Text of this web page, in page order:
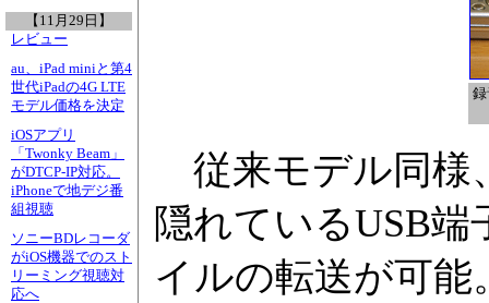
【11月29日】
レビュー
au、iPad miniと第4
世代iPadの4G LTE
モデル価格を決定
iOSアプリ
「Twonky Beam」
がDTCP-IP対応。
iPhoneで地デジ番
組視聴
ソニーBDレコーダ
がiOS機器でのスト
リーミング視聴対
応へ
従来モデル同様
隠れているUSB
イルの転送が可